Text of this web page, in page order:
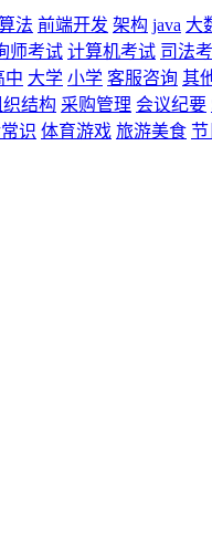
法 前端开发 架构 java 大
师考试 计算机考试 司法
中 大学 小学 客服咨询 其
结构 采购管理 会议纪要
识 体育游戏 旅游美食 节